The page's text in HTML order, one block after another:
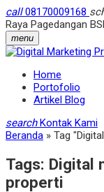
call08170009168
Raya Pagedangan
menu
Home
Portofolio
Artikel Blog
search Kontak Kami
Beranda » Tag
Tags: Digital
properti